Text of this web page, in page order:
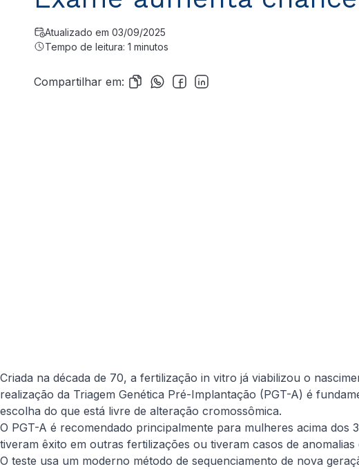
Atualizado em 03/09/2025
Tempo de leitura: 1 minutos
Compartilhar em:
Criada na década de 70, a fertilização in vitro já viabilizou o
realização da Triagem Genética Pré-Implantação (PGT-A) é
escolha do que está livre de alteração cromossômica.
O PGT-A é recomendado principalmente para mulheres acima
tiveram êxito em outras fertilizações ou tiveram casos de anomalias
O teste usa um moderno método de sequenciamento de nova